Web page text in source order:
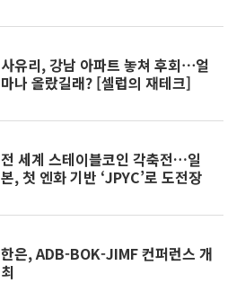
사유리, 강남 아파트 놓쳐 후회⋯얼
마나 올랐길래? [셀럽의 재테크]
전 세계 스테이블코인 각축전…일
본, 첫 엔화 기반 ‘JPYC’로 도전장
한은, ADB-BOK-JIMF 컨퍼런스 개
최